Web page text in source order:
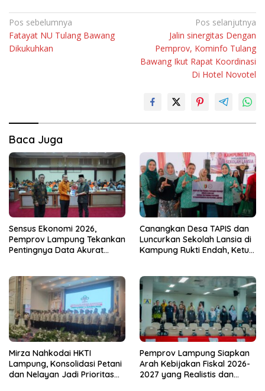
Navigasi
pos
Pos sebelumnya
Fatayat NU Tulang Bawang
Dikukuhkan
Pos selanjutnya
Jalin sinergitas Dengan
Pemprov, Kominfo Tulang
Bawang Ikut Rapat Koordinasi
Di Hotel Novotel
Baca Juga
Sensus Ekonomi 2026,
Pemprov Lampung Tekankan
Pentingnya Data Akurat
Canangkan Desa TAPIS dan
Luncurkan Sekolah Lansia di
Kampung Rukti Endah, Ketua
dari Desa
Mirza Nahkodai HKTI
Lampung, Konsolidasi Petani
dan Nelayan Jadi Prioritas
Pemprov Lampung Siapkan
Arah Kebijakan Fiskal 2026-
2027 yang Realistis dan